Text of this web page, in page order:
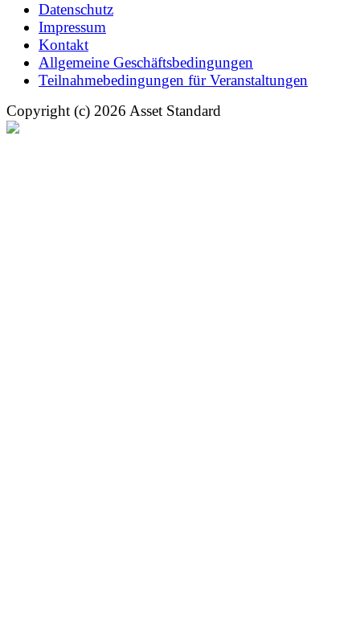
Datenschutz
Impressum
Kontakt
Allgemeine Geschäftsbedingungen
Teilnahmebedingungen für Veranstaltungen
Copyright (c) 2026 Asset Standard